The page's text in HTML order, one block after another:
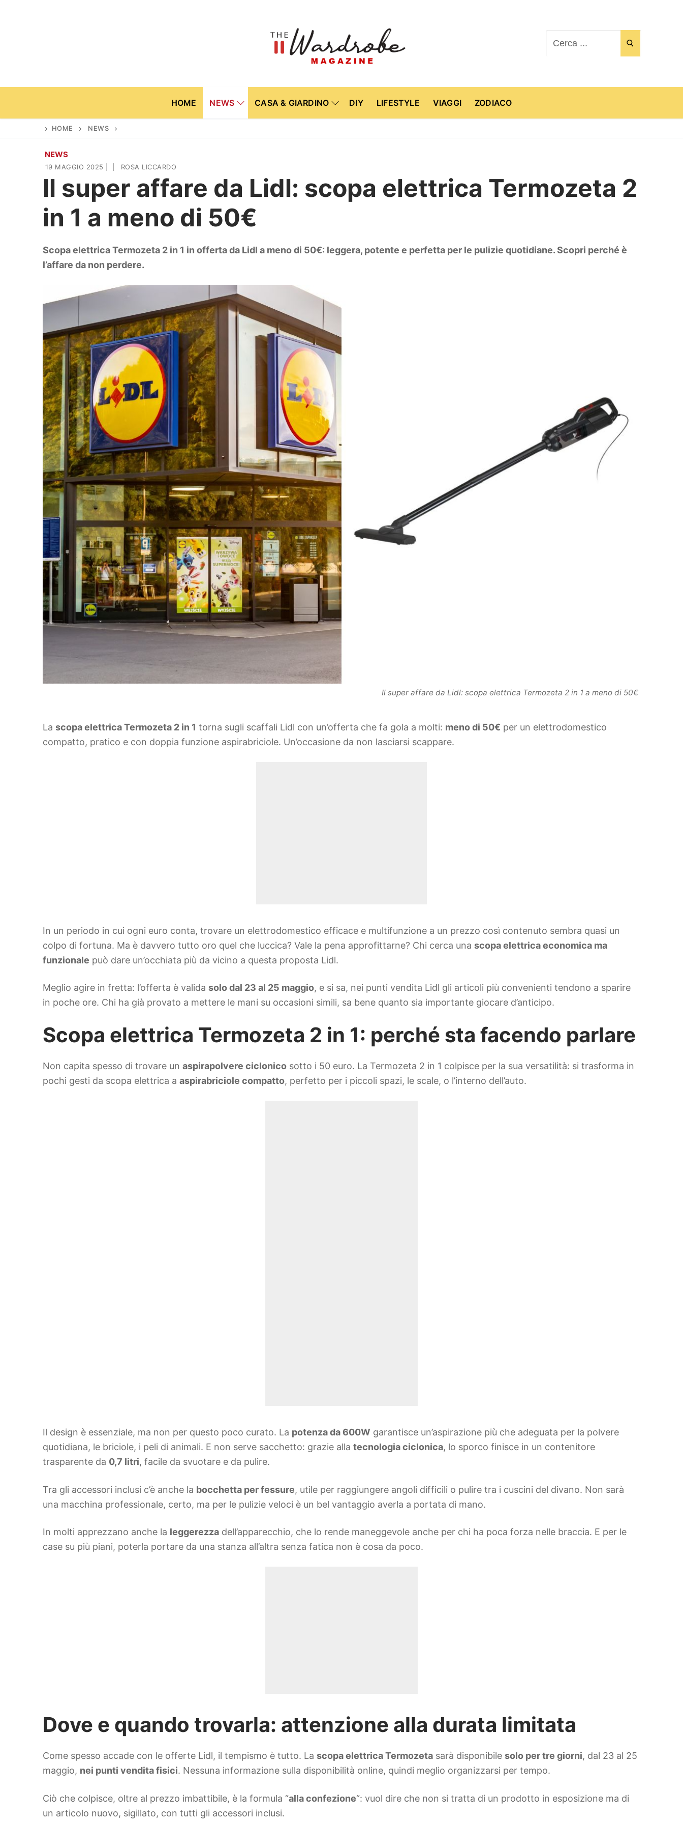
HOME NEWS CASA & GIARDINO DIY LIFESTYLE VIAGGI ZODIACO
Home
News
Cinema e TV
Casa & Giardino
Piante e fiori
Lifestyle
HOME NEWS
NEWS
19 MAGGIO 2025 ROSA LICCARDO
Il super affare da Lidl: scopa elettrica Termozeta 2
in 1 a meno di 50€
Scopa elettrica Termozeta 2 in 1 in offerta da Lidl a meno di 50€: leggera, potente e perfetta per le pulizie quotidiane. Scopri perché è
l’affare da non perdere.
Il super affare da Lidl: scopa elettrica Termozeta 2 in 1 a meno di 50€
La scopa elettrica Termozeta 2 in 1 torna sugli scaffali Lidl con un’offerta che fa gola a molti: meno di 50€ per un elettrodomestico
compatto, pratico e con doppia funzione aspirabriciole. Un’occasione da non lasciarsi scappare.
In un periodo in cui ogni euro conta, trovare un elettrodomestico efficace e multifunzione a un prezzo così contenuto sembra quasi un
colpo di fortuna. Ma è davvero tutto oro quel che luccica? Vale la pena approfittarne? Chi cerca una scopa elettrica economica ma
funzionale può dare un’occhiata più da vicino a questa proposta Lidl.
Meglio agire in fretta: l’offerta è valida solo dal 23 al 25 maggio, e si sa, nei punti vendita Lidl gli articoli più convenienti tendono a sparire
in poche ore. Chi ha già provato a mettere le mani su occasioni simili, sa bene quanto sia importante giocare d’anticipo.
Scopa elettrica Termozeta 2 in 1: perché sta facendo parlare
Non capita spesso di trovare un aspirapolvere ciclonico sotto i 50 euro. La Termozeta 2 in 1 colpisce per la sua versatilità: si trasforma in
pochi gesti da scopa elettrica a aspirabriciole compatto, perfetto per i piccoli spazi, le scale, o l’interno dell’auto.
Il design è essenziale, ma non per questo poco curato. La potenza da 600W garantisce un’aspirazione più che adeguata per la polvere
quotidiana, le briciole, i peli di animali. E non serve sacchetto: grazie alla tecnologia ciclonica, lo sporco finisce in un contenitore
trasparente da 0,7 litri, facile da svuotare e da pulire.
Tra gli accessori inclusi c’è anche la bocchetta per fessure, utile per raggiungere angoli difficili o pulire tra i cuscini del divano. Non sarà
una macchina professionale, certo, ma per le pulizie veloci è un bel vantaggio averla a portata di mano.
In molti apprezzano anche la leggerezza dell’apparecchio, che lo rende maneggevole anche per chi ha poca forza nelle braccia. E per le
case su più piani, poterla portare da una stanza all’altra senza fatica non è cosa da poco.
Dove e quando trovarla: attenzione alla durata limitata
Come spesso accade con le offerte Lidl, il tempismo è tutto. La scopa elettrica Termozeta sarà disponibile solo per tre giorni, dal 23 al 25
maggio, nei punti vendita fisici. Nessuna informazione sulla disponibilità online, quindi meglio organizzarsi per tempo.
Ciò che colpisce, oltre al prezzo imbattibile, è la formula “alla confezione“: vuol dire che non si tratta di un prodotto in esposizione ma di
un articolo nuovo, sigillato, con tutti gli accessori inclusi.